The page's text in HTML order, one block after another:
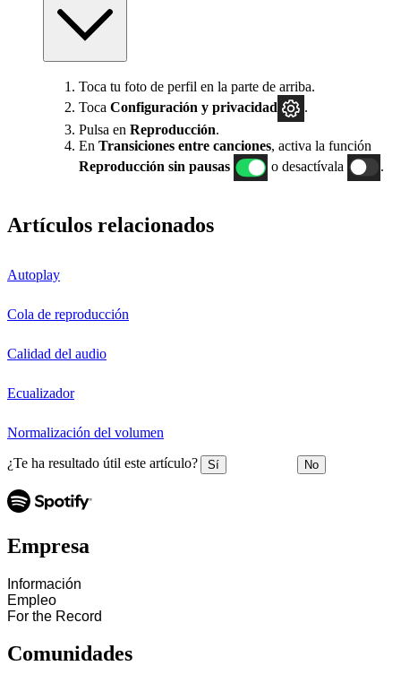
Toca tu foto de perfil en la parte de arriba.
Toca Configuración y privacidad
.
Pulsa en Reproducción.
En Transiciones entre canciones, activa la función
Reproducción sin pausas
o desactívala .
Artículos relacionados
Autoplay
Cola de reproducción
Calidad del audio
Ecualizador
Normalización del volumen
¿Te ha resultado útil este artículo? Sí No
Empresa
Información
Empleo
For the Record
Comunidades